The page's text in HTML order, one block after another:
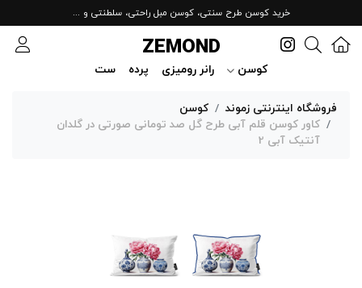
خرید کوسن طرح سنتی، کوسن مبل راحتی، سلطنتی و ...
ZEMOND
کوسن رانر رومیزی پرده ست
فروشگاه اینترنتی زموند
کوسن
کاور کوسن قلم آبی طرح گل صد تومانی صورتی در گلدان
آنتیک آبی 2